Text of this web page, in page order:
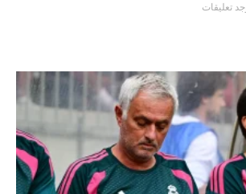
تعليقات